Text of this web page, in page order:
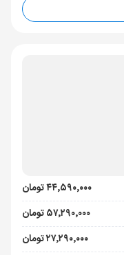
۴۴٬۵۹۰٬۰۰۰ تومان
۵۷٬۲۹۰٬۰۰۰ تومان
۲۷٬۲۹۰٬۰۰۰ تومان